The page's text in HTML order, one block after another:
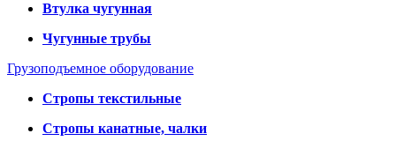
Втулка чугунная
Чугунные трубы
Грузоподъемное оборудование
Стропы текстильные
Стропы канатные, чалки